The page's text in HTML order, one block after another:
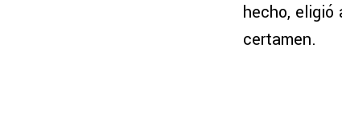
hecho, eligió
certamen.